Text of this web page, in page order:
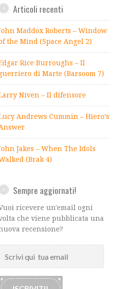
Articoli recenti
Maddox Roberts – Window
the Mind (Space Angel 2)
Rice Burroughs – Il
di Marte (Barsoom 7)
Niven – Il difensore
Andrews Cummin – Hiero’s
Jakes – When The Idols
(Brak 4)
Sempre aggiornati!
ricevere un'email ogni
che viene pubblicata una
recensione?
qui
tua
email